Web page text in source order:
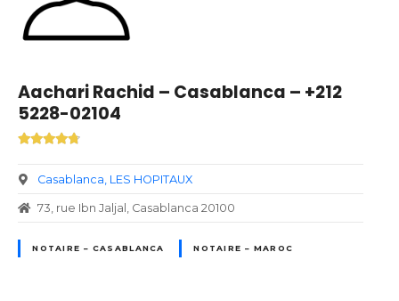
Aachari Rachid – Casablanca – +212
5228-02104
Casablanca LES HOPITAUX
73, rue Ibn Jaljal, Casablanca 20100
NOTAIRE – CASABLANCA NOTAIRE – MAROC